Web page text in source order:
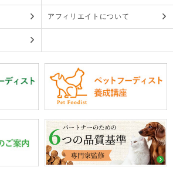
アフィリエイトについて